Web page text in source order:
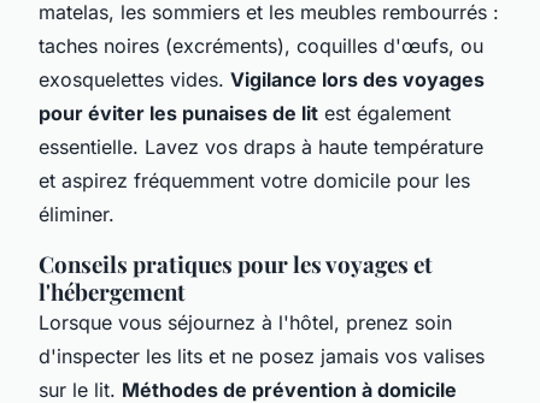
matelas, les sommiers et les meubles rembourrés :
taches noires (excréments), coquilles d'œufs, ou
exosquelettes vides. Vigilance lors des voyages
pour éviter les punaises de lit est également
essentielle. Lavez vos draps à haute température
et aspirez fréquemment votre domicile pour les
éliminer.
Conseils pratiques pour les voyages et
l'hébergement
Lorsque vous séjournez à l'hôtel, prenez soin
d'inspecter les lits et ne posez jamais vos valises
sur le lit. Méthodes de prévention à domicile